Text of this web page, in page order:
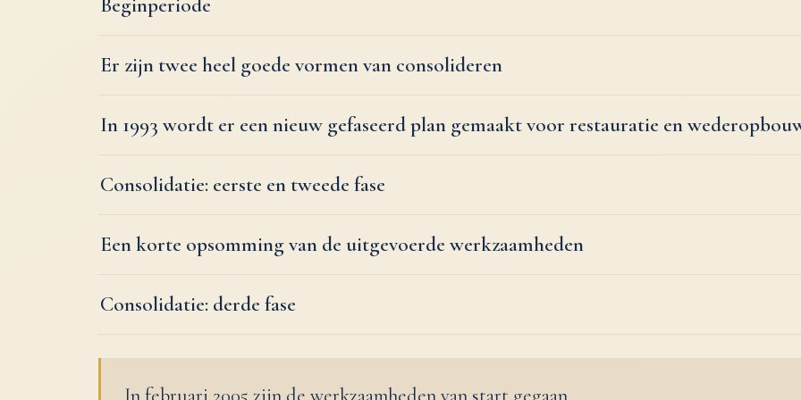
Beginperiode
Er zijn twee heel goede vormen van consolideren
In 1993 wordt er een nieuw gefaseerd plan gemaakt voor restauratie en
Consolidatie: eerste en tweede fase
Een korte opsomming van de uitgevoerde werkzaamheden
Consolidatie: derde fase